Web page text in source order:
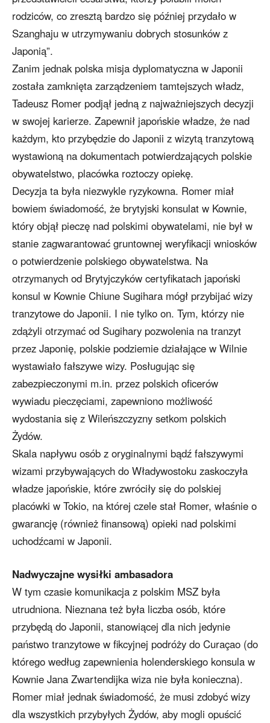
rodziców, co zresztą bardzo się później przydało w
Szanghaju w utrzymywaniu dobrych stosunków z
Japonią”.
Zanim jednak polska misja dyplomatyczna w Japonii
została zamknięta zarządzeniem tamtejszych władz,
Tadeusz Romer podjął jedną z najważniejszych decyzji
w swojej karierze. Zapewnił japońskie władze, że nad
każdym, kto przybędzie do Japonii z wizytą tranzytową
wystawioną na dokumentach potwierdzających polskie
obywatelstwo, placówka roztoczy opiekę.
Decyzja ta była niezwykle ryzykowna. Romer miał
bowiem świadomość, że brytyjski konsulat w Kownie,
który objął pieczę nad polskimi obywatelami, nie był w
stanie zagwarantować gruntownej weryfikacji wniosków
o potwierdzenie polskiego obywatelstwa. Na
otrzymanych od Brytyjczyków certyfikatach japoński
konsul w Kownie Chiune Sugihara mógł przybijać wizy
tranzytowe do Japonii. I nie tylko on. Tym, którzy nie
zdążyli otrzymać od Sugihary pozwolenia na tranzyt
przez Japonię, polskie podziemie działające w Wilnie
wystawiało fałszywe wizy. Posługując się
zabezpieczonymi m.in. przez polskich oficerów
wywiadu pieczęciami, zapewniono możliwość
wydostania się z Wileńszczyzny setkom polskich
Żydów.
Skala napływu osób z oryginalnymi bądź fałszywymi
wizami przybywających do Władywostoku zaskoczyła
władze japońskie, które zwróciły się do polskiej
placówki w Tokio, na której czele stał Romer, właśnie o
gwarancję (również finansową) opieki nad polskimi
uchodźcami w Japonii.
Nadwyczajne wysiłki ambasadora
W tym czasie komunikacja z polskim MSZ była
utrudniona. Nieznana też była liczba osób, które
przybędą do Japonii, stanowiącej dla nich jedynie
państwo tranzytowe w fikcyjnej podróży do Curaçao (do
którego według zapewnienia holenderskiego konsula w
Kownie Jana Zwartendijka wiza nie była konieczna).
Romer miał jednak świadomość, że musi zdobyć wizy
dla wszystkich przybyłych Żydów, aby mogli opuścić